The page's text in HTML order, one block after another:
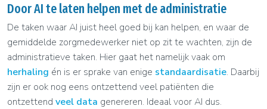
Door AI te laten helpen met de administratie
De taken waar AI juist heel goed bij kan helpen, en waar de
gemiddelde zorgmedewerker niet op zit te wachten, zijn de
administratieve taken. Hier gaat het namelijk vaak om
herhaling én is er sprake van enige standaardisatie. Daarbij
zijn er ook nog eens ontzettend veel patiënten die
ontzettend veel data genereren. Ideaal voor AI dus.